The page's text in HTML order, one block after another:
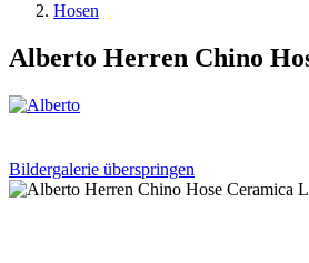
Hosen
Alberto Herren Chino
Bildergalerie überspringen